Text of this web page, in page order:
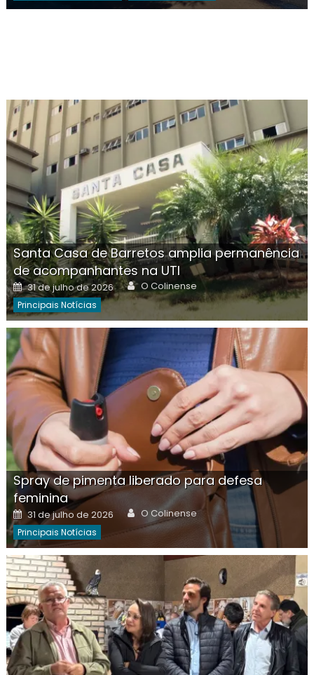
Santa Casa de Barretos amplia permanência
de acompanhantes na UTI
Posted
on
31 de julho de 2026 Author
O Colinense
Principais Notícias
Spray de pimenta liberado para defesa
feminina
Posted
on
31 de julho de 2026 Author
O Colinense
Principais Notícias